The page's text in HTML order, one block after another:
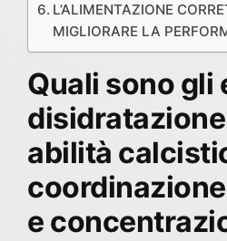
L’ALIMENTAZIONE
MIGLIORARE LA
Quali sono gli
abilità
e